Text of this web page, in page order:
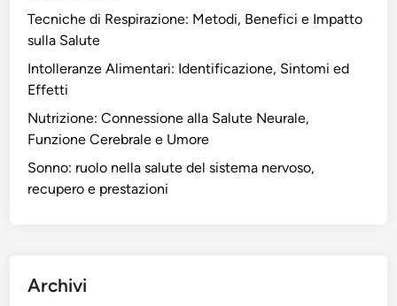
Tecniche di Respirazione: Metodi, Benefici e Impatto
sulla Salute
Intolleranze Alimentari: Identificazione, Sintomi ed
Effetti
Nutrizione: Connessione alla Salute Neurale,
Funzione Cerebrale e Umore
Sonno: ruolo nella salute del sistema nervoso,
recupero e prestazioni
Archivi